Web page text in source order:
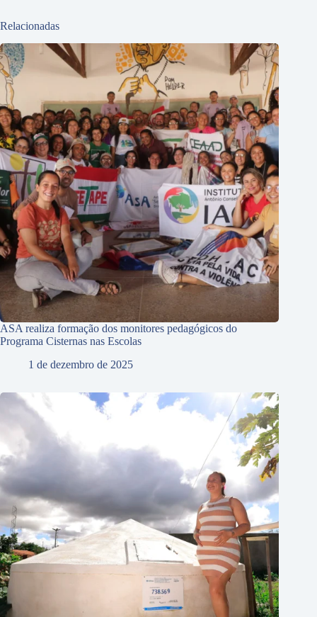
Relacionadas
ASA realiza formação dos monitores pedagógicos do
Programa Cisternas nas Escolas
1 de dezembro de 2025